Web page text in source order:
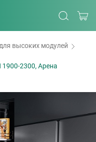
высоких модулей
2300, Арена